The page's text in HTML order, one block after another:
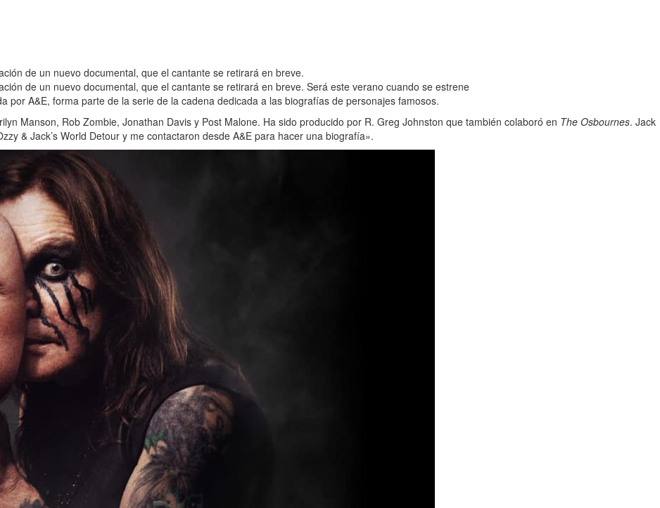
de un nuevo documental, que el cantante se retirará en breve.
de un nuevo documental, que el cantante se retirará en breve. Será este verano cuando se estrene
por A&E, forma parte de la serie de la cadena dedicada a las biografías de personajes famosos.
Manson, Rob Zombie, Jonathan Davis y Post Malone. Ha sido producido por R. Greg Johnston que también colaboró en The Osbournes. Jack
& Jack’s World Detour y me contactaron desde A&E para hacer una biografía».